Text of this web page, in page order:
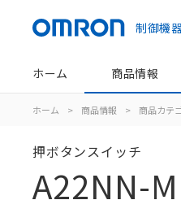
制御機
ホーム 商品情報
ホーム > 商品情報 > 商品カテ
押ボタンスイッチ
A22NN-